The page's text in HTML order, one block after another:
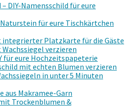
DIY-Namensschild für eure
für eure Tischkärtchen
integrierter Platzkarte für die Gäste
verzieren
für eure Hochzeitspapeterie
mit echten Blumen verzieren
in unter 5 Minuten
aus Makramee-Garn
Trockenblumen &